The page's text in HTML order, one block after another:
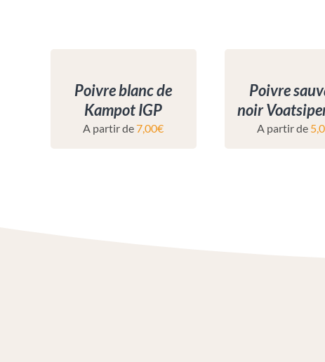
Poivre blanc de
Kampot IGP
A partir de7,00€
Poivre
noir
A partir de